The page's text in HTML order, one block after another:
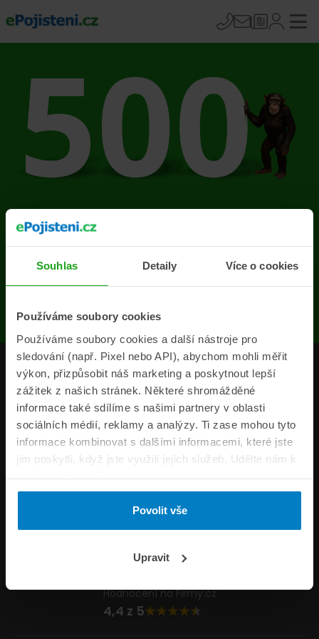
Souhlas Detaily Více o cookies
Používáme soubory cookies
Používáme soubory cookies a další nástroje pro
sledování (např. Pixel nebo API), abychom mohli měřit
výkon, přizpůsobit náš marketing a poskytnout lepší
zážitek z našich stránek. Některé shromážděné
informace také sdílíme s našimi partnery v oblasti
sociálních médií, reklamy a analýzy. Ti zase mohou tyto
informace kombinovat s dalšími informacemi, které jste
jim poskytli, když jste využili jejich služeb. Udělte nám k
tomu prosím svůj souhlas.
Povolit vše
Upravit
Na stránce se vyskytla
chyba
Produkty
Pojišťovny
Informace
ePojisteni.cz
Formuláře
Napište nám
Hodnocení na Firmy.cz
4,4 z 5